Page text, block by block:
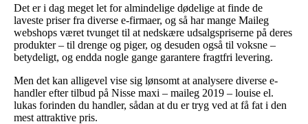
Det er i dag meget let for almindelige dødelige at finde de
laveste priser fra diverse e-firmaer, og så har mange Maileg
webshops været tvunget til at nedskære udsalgspriserne på deres
produkter – til drenge og piger, og desuden også til voksne –
betydeligt, og endda nogle gange garantere fragtfri levering.
Men det kan alligevel vise sig lønsomt at analysere diverse e-
handler efter tilbud på Nisse maxi – maileg 2019 – louise el.
lukas forinden du handler, sådan at du er tryg ved at få fat i den
mest attraktive pris.